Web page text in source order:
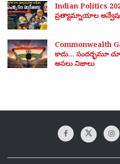
Indian Politics
ప్రత్యామ్నాయాల
Commonwealth
కాదు… సందర్భమూ
అసలు నిజాలు